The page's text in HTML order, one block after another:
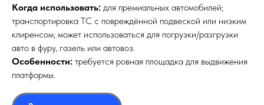
Когда использовать: для премиальных автомобилей;
транспортировка ТС с повреждённой подвеской или низким
клиренсом; может использоваться для погрузки/разгрузки
авто в фуру, газель или автовоз.
Особенности: требуется ровная площадка для выдвижения
платформы.